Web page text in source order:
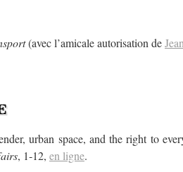
(avec l’amicale autorisation de
urban space, and the right to
, 1‑12, en ligne.